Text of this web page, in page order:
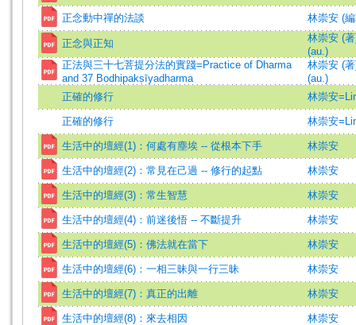
正念動中禪的法談 林崇安 (
正念與正知
林崇安 (
(au.)
正法與三十七菩提分法的實踐=Practice of Dharma
and 37 Bodhipakṣīyadharma
林崇安 (
(au.)
正確的修行
林崇安
正確的修行 林崇安
生活中的壇經(1)：何處有塵埃 -- 從根本下手 林崇安
生活中的壇經(2)：常見在己過 -- 修行的起點 林崇安
生活中的壇經(3)：常生智慧 林崇安
生活中的壇經(4)：前迷後悟 -- 不斷提升 林崇安
生活中的壇經(5)：佛法就在當下 林崇安
生活中的壇經(6)：一相三昧與一行三昧 林崇安
生活中的壇經(7)：真正的出離 林崇安
生活中的壇經(8)：來去相因 林崇安